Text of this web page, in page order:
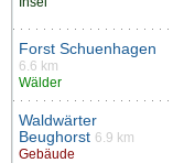
Forst Schuenhagen
6.6 km
Wälder
Waldwärter
Beughorst 6.9 km
Gebäude